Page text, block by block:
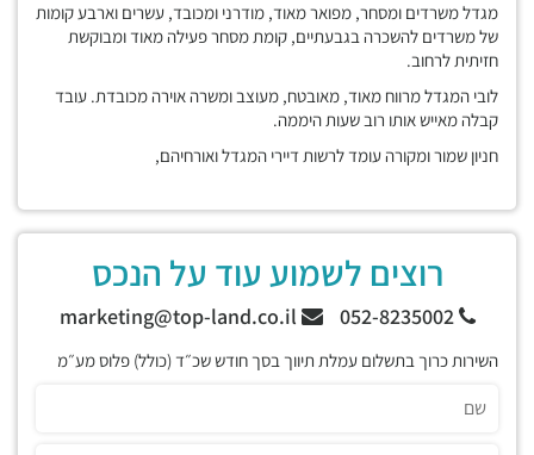
מגדל משרדים ומסחר, מפואר מאוד, מודרני ומכובד, עשרים וארבע קומות
של משרדים להשכרה בגבעתיים, קומת מסחר פעילה מאוד ומבוקשת
חזיתית לרחוב.
לובי המגדל מרווח מאוד, מאובטח, מעוצב ומשרה אוירה מכובדת. עובד
קבלה מאייש אותו רוב שעות היממה.
חניון שמור ומקורה עומד לרשות דיירי המגדל ואורחיהם,
רוצים לשמוע עוד על הנכס
052-8235002
השירות כרוך בתשלום עמלת תיווך בסך חודש שכ״ד (כולל) פלוס מע״מ